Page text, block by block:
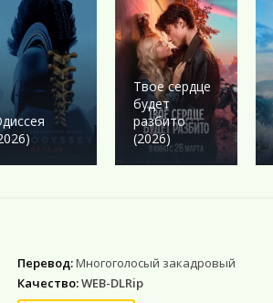
Триллер
Ужасы
Фантастика
Фэнтези
Фильмы 4К
Фильмы HD1080
Моб. видео
Триллеры
Ужасы
Фантастика
Netflix
Драма
Романтика
Комедия
Этти
Мистика
Приключения
Фантастика
Твое сердце
будет
разбито
(2026)
Перевод:Многоголосый закадровый
Качество:WEB-DLRip